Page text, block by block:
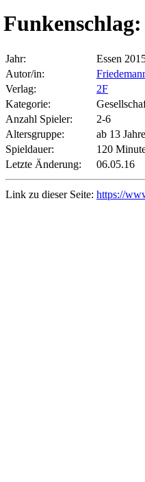
Jahr:
Essen
Autor/in:
Verlag:
2F
Kategorie:
Anzahl Spieler:
2-6
Altersgruppe:
ab 13 Jahre
Spieldauer:
120
Letzte Änderung:
06.05.16
Link zu dieser Seite: https://